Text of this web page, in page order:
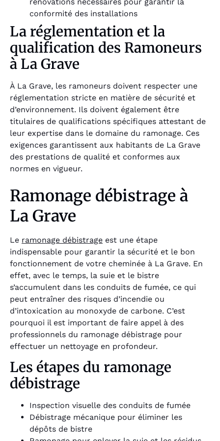
rénovations nécessaires pour garantir la
conformité des installations
La réglementation et la
qualification des Ramoneurs
à La Grave
À La Grave, les ramoneurs doivent respecter une
réglementation stricte en matière de sécurité et
d’environnement. Ils doivent également être
titulaires de qualifications spécifiques attestant de
leur expertise dans le domaine du ramonage. Ces
exigences garantissent aux habitants de La Grave
des prestations de qualité et conformes aux
normes en vigueur.
Ramonage débistrage à
La Grave
Le ramonage débistrage est une étape
indispensable pour garantir la sécurité et le bon
fonctionnement de votre cheminée à La Grave. En
effet, avec le temps, la suie et le bistre
s’accumulent dans les conduits de fumée, ce qui
peut entraîner des risques d’incendie ou
d’intoxication au monoxyde de carbone. C’est
pourquoi il est important de faire appel à des
professionnels du ramonage débistrage pour
effectuer un nettoyage en profondeur.
Les étapes du ramonage
débistrage
Inspection visuelle des conduits de fumée
Débistrage mécanique pour éliminer les
dépôts de bistre